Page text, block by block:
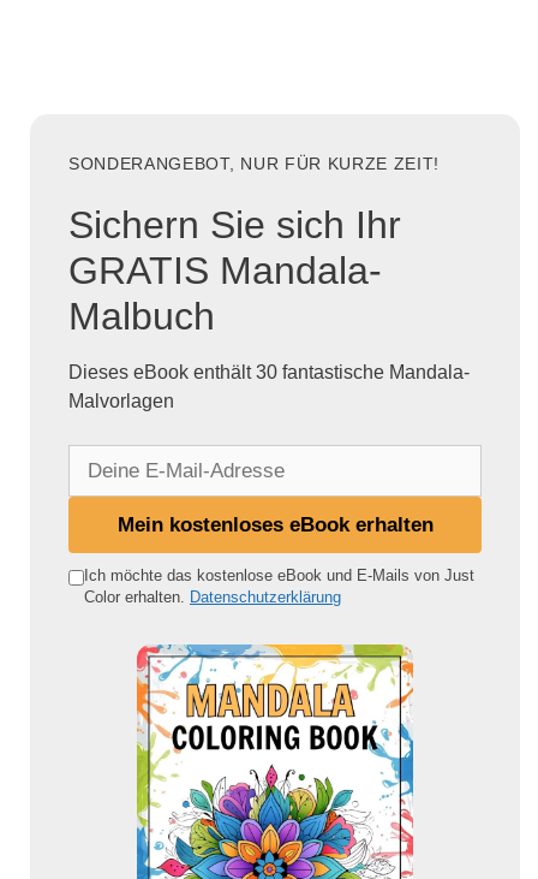
SONDERANGEBOT, NUR FÜR KURZE ZEIT!
Sichern Sie sich Ihr
GRATIS Mandala-
Malbuch
Dieses eBook enthält 30 fantastische Mandala-
Malvorlagen
e
Mein kostenloses eBook erhalten
Ich möchte das kostenlose eBook und E-Mails von Just
Color erhalten. Datenschutzerklärung